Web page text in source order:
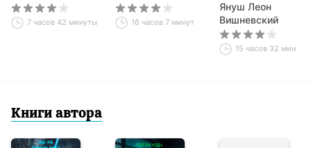
7 часов 42 минуты 16 часов 7 минут
Януш Леон
Вишневский
15 часов 32 минуты
Книги автора